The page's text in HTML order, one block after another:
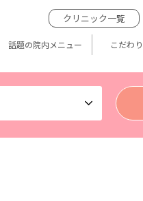
クリニック一覧
話題の院内メニュー こだわ